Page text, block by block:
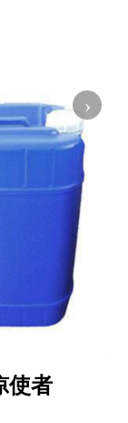
›
使者